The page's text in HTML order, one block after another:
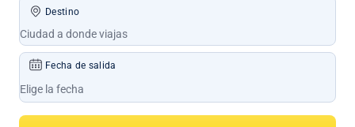
Destino
Fecha de salida